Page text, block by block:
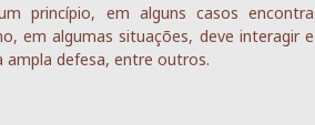
princípio, em alguns casos encontra
em algumas situações, deve interagir e
defesa, entre outros.